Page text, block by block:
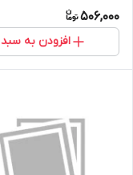
506,000
افزودن به سبد